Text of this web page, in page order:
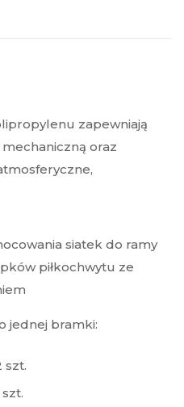
zapewniają
mechaniczną oraz
siatek do ramy
piłkochwytu ze
jednej bramki:
szt.